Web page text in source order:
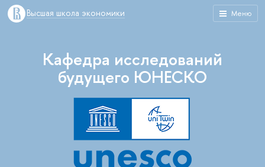
Меню
Высшая школа экономики
Кафедра исследований
будущего ЮНЕСКО